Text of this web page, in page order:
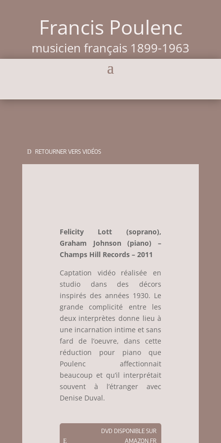
Francis Poulenc
musicien français 1899-1963
RETOURNER VERS VIDÉOS
Felicity Lott (soprano),
Graham Johnson (piano) –
Champs Hill Records – 2011
Captation vidéo réalisée en
studio dans des décors
inspirés des années 1930. Le
grande complicité entre les
deux interprètes donne lieu à
une incarnation intime et sans
fard de l’oeuvre, dans cette
réduction pour piano que
Poulenc affectionnait
beaucoup et qu’il interprétait
souvent à l’étranger avec
Denise Duval.
DVD DISPONIBLE SUR
AMAZON.FR